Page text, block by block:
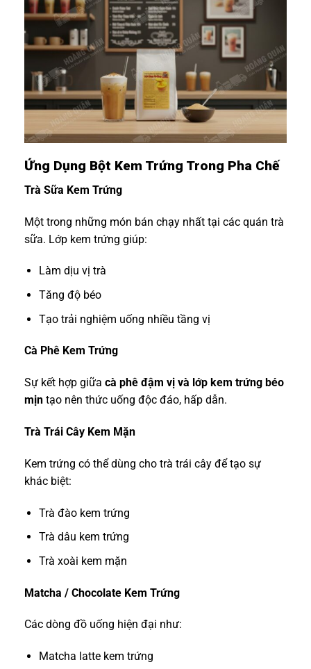
Ứng Dụng Bột Kem Trứng Trong Pha Chế
Trà Sữa Kem Trứng
Một trong những món bán chạy nhất tại các quán trà
sữa. Lớp kem trứng giúp:
Làm dịu vị trà
Tăng độ béo
Tạo trải nghiệm uống nhiều tầng vị
Cà Phê Kem Trứng
Sự kết hợp giữa cà phê đậm vị và lớp kem trứng béo
mịn tạo nên thức uống độc đáo, hấp dẫn.
Trà Trái Cây Kem Mặn
Kem trứng có thể dùng cho trà trái cây để tạo sự
khác biệt:
Trà đào kem trứng
Trà dâu kem trứng
Trà xoài kem mặn
Matcha / Chocolate Kem Trứng
Các dòng đồ uống hiện đại như:
Matcha latte kem trứng